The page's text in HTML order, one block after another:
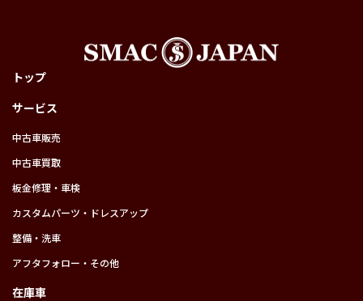
トップ
サービス
中古車販売
中古車買取
板金修理・車検
カスタムパーツ・ドレスアップ
整備・洗車
アフタフォロー・その他
在庫車